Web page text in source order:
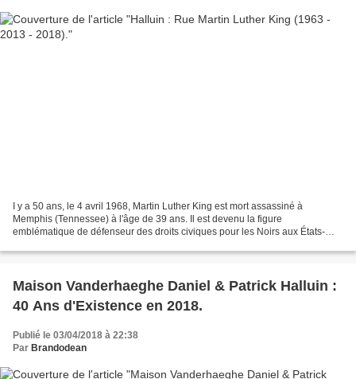
I y a 50 ans, le 4 avril 1968, Martin Luther King est mort assassiné à
Memphis (Tennessee) à l'âge de 39 ans. Il est devenu la figure
emblématique de défenseur des droits civiques pour les Noirs aux États-
Maison Vanderhaeghe Daniel & Patrick Halluin :
40 Ans d'Existence en 2018.
Publié le 03/04/2018 à 22:38
Par Brandodean